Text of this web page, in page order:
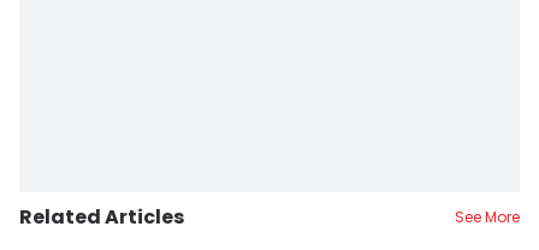
Related Articles See More